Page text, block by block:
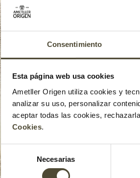
Consentimiento
Esta página web usa cookies
Ametller Origen utiliza cookies y
analizar su uso, personalizar
aceptar todas las cookies,
Cookies.
de
consentimiento
Necesarias